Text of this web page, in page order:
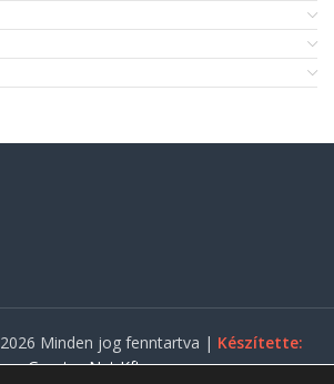
2026 Minden jog fenntartva | Készítette:
Gasztro Net Kft.